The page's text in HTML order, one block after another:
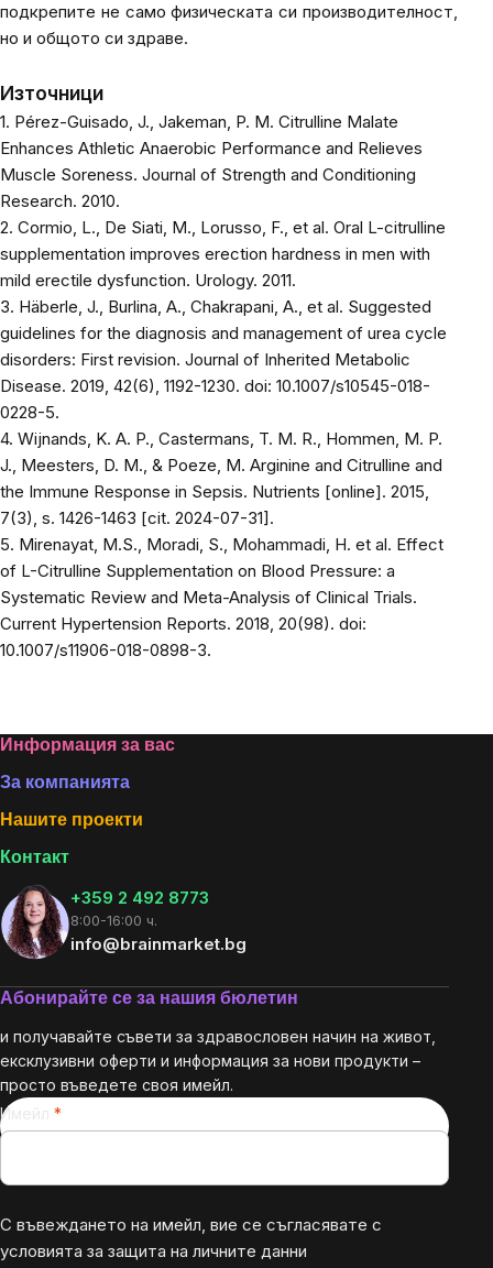
подкрепите не само физическата си производителност,
но и общото си здраве.
Източници
1. Pérez-Guisado, J., Jakeman, P. M. Citrulline Malate
Enhances Athletic Anaerobic Performance and Relieves
Muscle Soreness. Journal of Strength and Conditioning
Research. 2010.
2. Cormio, L., De Siati, M., Lorusso, F., et al. Oral L-citrulline
supplementation improves erection hardness in men with
mild erectile dysfunction. Urology. 2011.
3. Häberle, J., Burlina, A., Chakrapani, A., et al. Suggested
guidelines for the diagnosis and management of urea cycle
disorders: First revision. Journal of Inherited Metabolic
Disease. 2019, 42(6), 1192-1230. doi: 10.1007/s10545-018-
0228-5.
4. Wijnands, K. A. P., Castermans, T. M. R., Hommen, M. P.
J., Meesters, D. M., & Poeze, M. Arginine and Citrulline and
the Immune Response in Sepsis. Nutrients [online]. 2015,
7(3), s. 1426-1463 [cit. 2024-07-31].
5. Mirenayat, M.S., Moradi, S., Mohammadi, H. et al. Effect
of L-Citrulline Supplementation on Blood Pressure: a
Systematic Review and Meta-Analysis of Clinical Trials.
Current Hypertension Reports. 2018, 20(98). doi:
10.1007/s11906-018-0898-3.
Footer
Информация за вас
За компанията
Нашите проекти
Контакт
+359 2 492 8773
8:00-16:00 ч.
info@brainmarket.bg
Абонирайте се за нашия бюлетин
и получавайте съвети за здравословен начин на живот,
ексклузивни оферти и информация за нови продукти –
просто въведете своя имейл.
Имейл
С въвеждането на имейл, вие се съгласявате с
условията за защита на личните данни